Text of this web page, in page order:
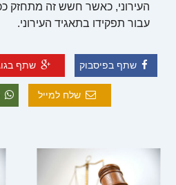
העירוני, כאשר חשש זה מתחזק
עבור תפקידו בתאגיד העירוני.
שתף בפיסבוק שתף
שלח למייל